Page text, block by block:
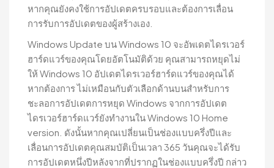
หากคุณยังคงใช้การอัปเดตครบรอบและต้องการเลื่อน
การรับการอัปเดตของผู้สร้างเอง.
Windows Update บน Windows 10 จะอัพเดตไดรเวอร์
ฮาร์ดแวร์ของคุณโดยอัตโนมัติด้วย คุณสามารถหยุดไม่
ให้ Windows 10 อัปเดตไดรเวอร์ฮาร์ดแวร์ของคุณได้
หากต้องการ ไม่เหมือนกับตัวเลือกด้านบนสำหรับการ
ชะลอการอัปเดตการหยุด Windows จากการอัปเดต
ไดรเวอร์ฮาร์ดแวร์ยังทำงานใน Windows 10 Home
version. ดังนั้นหากคุณเปลี่ยนเป็นช่องแบบครึ่งปีและ
เลื่อนการอัปเดตคุณสมบัติเป็นเวลา 365 วันคุณจะได้รับ
การอัปเดตหนึ่งปีหลังจากที่ปรากฏในช่องแบบครึ่งปี กล่าว